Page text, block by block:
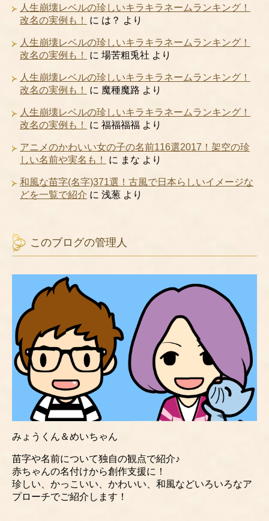
人生崩壊レベルの珍しいキラキラネームランキング！
改名の実例も！
に は？ より
人生崩壊レベルの珍しいキラキラネームランキング！
改名の実例も！
に 場苦粗兎社 より
人生崩壊レベルの珍しいキラキラネームランキング！
改名の実例も！
に 魔種魔路 より
人生崩壊レベルの珍しいキラキラネームランキング！
改名の実例も！
に 福福福福 より
アニメのかわいい女の子の名前116選2017！架空の珍
しい名前や実名も！
に まな より
和風な苗字(名字)371選！古風で日本らしいイメージな
どを一覧で紹介 に 浅葱 より
このブログの管理人
みょうくん＆めいちゃん
苗字や名前について独自の観点で紹介♪
赤ちゃんの名付けから創作支援に！
珍しい、かっこいい、かわいい、和風などいろいろなア
プローチでご紹介します！